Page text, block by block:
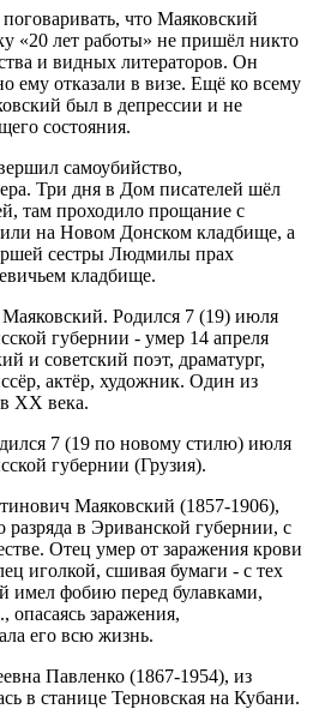
что Маяковский
«20 лет работы» не пришёл никто
и видных литераторов. Он
ему отказали в визе. Ещё ко всему
был в депрессии и не
состояния.
самоубийство,
Три дня в Дом писателей шёл
там проходило прощание с
на Новом Донском кладбище, а
сестры Людмилы прах
кладбище.
Родился 7 (19) июля
губернии - умер 14 апреля
и советский поэт, драматург,
актёр, художник. Один из
XX века.
7 (19 по новому стилю) июля
губернии (Грузия).
Маяковский (1857-1906),
разряда в Эриванской губернии, с
Отец умер от заражения крови
иголкой, сшивая бумаги - с тех
имел фобию перед булавками,
опасаясь заражения,
его всю жизнь.
Павленко (1867-1954), из
в станице Терновская на Кубани.